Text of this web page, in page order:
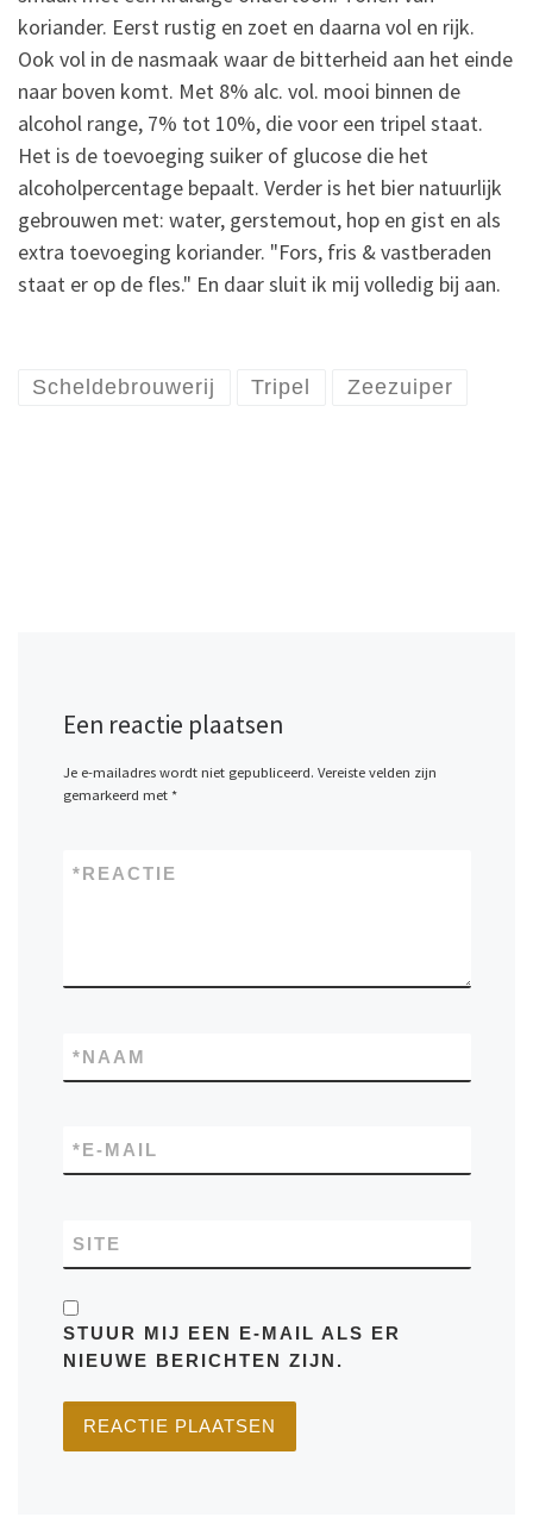
koriander. Eerst rustig en zoet en daarna vol en rijk.
Ook vol in de nasmaak waar de bitterheid aan het einde
naar boven komt. Met 8% alc. vol. mooi binnen de
alcohol range, 7% tot 10%, die voor een tripel staat.
Het is de toevoeging suiker of glucose die het
alcoholpercentage bepaalt. Verder is het bier natuurlijk
gebrouwen met: water, gerstemout, hop en gist en als
extra toevoeging koriander. "Fors, fris & vastberaden
staat er op de fles." En daar sluit ik mij volledig bij aan.
Scheldebrouwerij Tripel Zeezuiper
Een reactie plaatsen
Je e-mailadres wordt niet gepubliceerd. Vereiste velden zijn
gemarkeerd met *
REACTIE
*
NAAM
*
E-MAIL
*
SITE
STUUR MIJ EEN E-MAIL ALS ER
NIEUWE BERICHTEN ZIJN.